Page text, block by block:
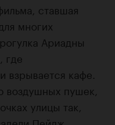
ставшая
многих
Ариадны
где
взрывается кафе.
пушек,
улицы так,